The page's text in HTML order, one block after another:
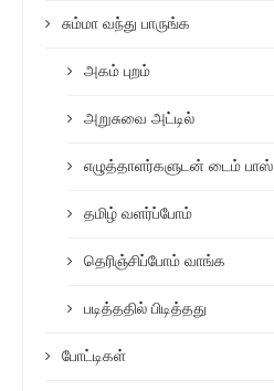
சும்மா வந்து பாருங்க
அகம் புறம்
அறுசுவை அட்டில்
எழுத்தாளர்களுடன் டைம் பாஸ்
தமிழ் வளர்ப்போம்
தெரிஞ்சிப்போம் வாங்க
படித்ததில் பிடித்தது
போட்டிகள்